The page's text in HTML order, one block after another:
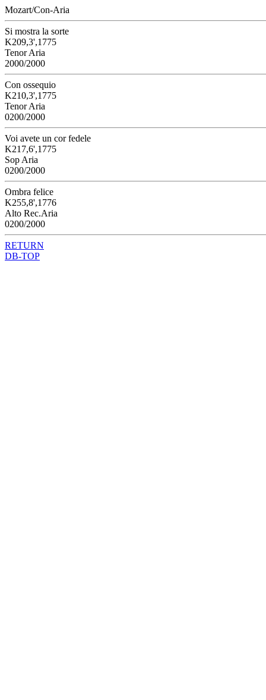
Mozart/Con-Aria
Si mostra la sorte
K209,3',1775
Tenor Aria
2000/2000
Con ossequio
K210,3',1775
Tenor Aria
0200/2000
Voi avete un cor fedele
K217,6',1775
Sop Aria
0200/2000
Ombra felice
K255,8',1776
Alto Rec.Aria
0200/2000
RETURN
DB-TOP